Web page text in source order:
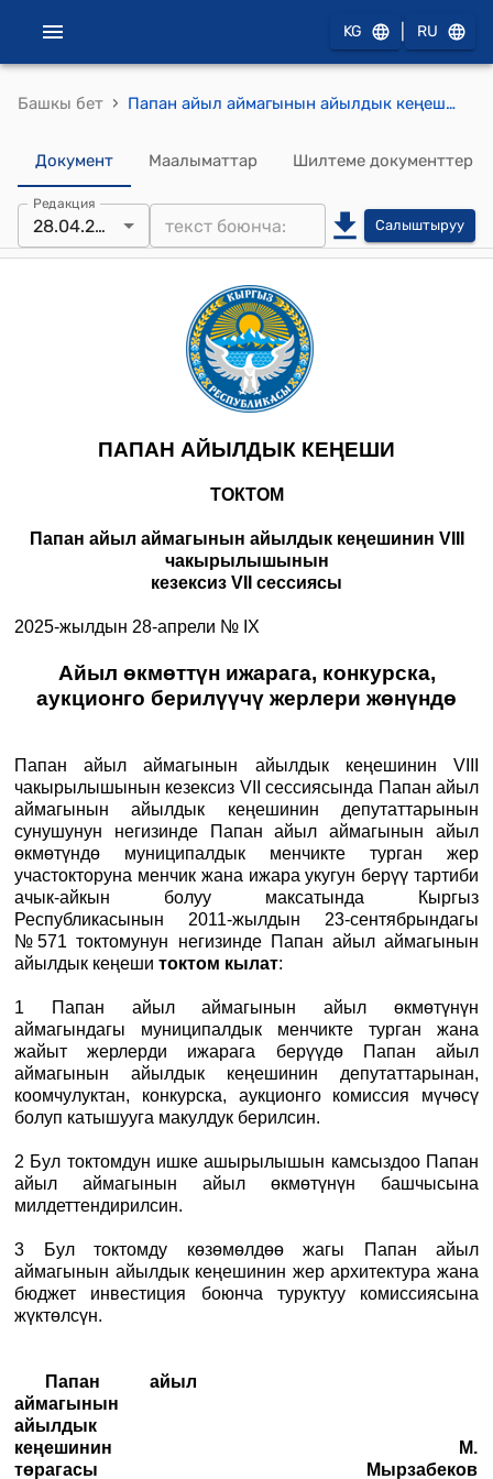
KG RU
Башкы бет › Папан айыл аймагынын айылдык кеңешинин 2025-жылдын 28-апрели № IX Айыл өкмөттүн ижарага, конкурска, аукционго берилүүчү жерлери жөнүндө токтому
Документ Маалыматтар Шилтеме документтер
Редакция
28.04.2025 Салыштыруу